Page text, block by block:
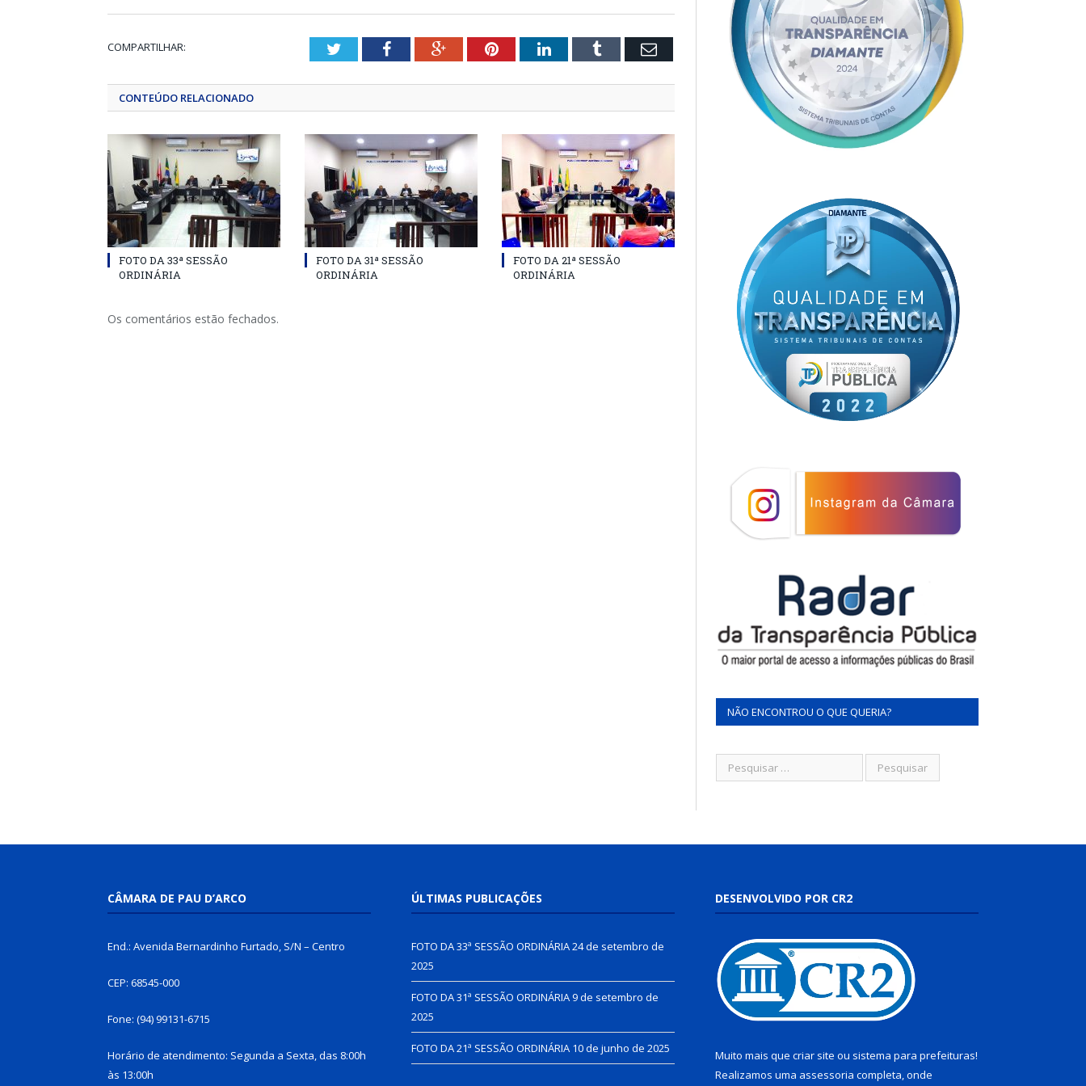
COMPARTILHAR: TwitterFacebookGoogle+PinterestLinkedInTumblr Email
CONTEÚDO RELACIONADO
FOTO DA 33ª SESSÃO
ORDINÁRIA
FOTO DA 31ª SESSÃO
ORDINÁRIA
FOTO DA 21ª SESSÃO
ORDINÁRIA
Os comentários estão fechados.
NÃO ENCONTROU O QUE QUERIA?
CÂMARA DE PAU D’ARCO
End.: Avenida Bernardinho Furtado, S/N – Centro
CEP: 68545-000
Fone: (94) 99131-6715
Horário de atendimento: Segunda a Sexta, das 8:00h
às 13:00h
ÚLTIMAS PUBLICAÇÕES
FOTO DA 33ª SESSÃO ORDINÁRIA24 de setembro de
2025
FOTO DA 31ª SESSÃO ORDINÁRIA9 de setembro de
2025
FOTO DA 21ª SESSÃO ORDINÁRIA 10 de junho de 2025
DESENVOLVIDO POR CR2
Muito mais que criar site ou sistema para prefeituras!
Realizamos uma assessoria completa, onde